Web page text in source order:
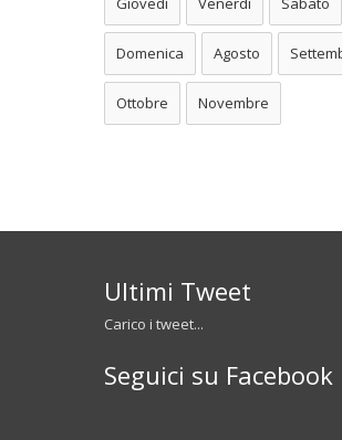
Domenica Agosto
Ottobre Novembre
Ultimi Tweet
Carico i tweet...
Seguici su Facebook